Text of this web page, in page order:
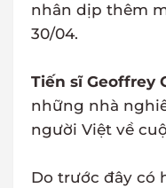
nhân dịp thêm
30/04.
Tiến sĩ Geoffrey
những nhà
người Việt về
Do trước đây có